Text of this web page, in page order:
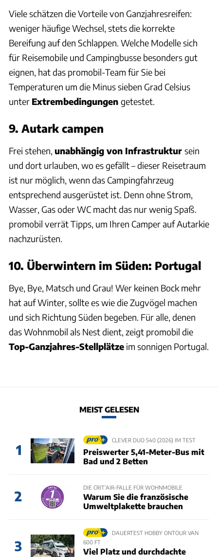
Viele schätzen die Vorteile von Ganzjahresreifen:
weniger häufige Wechsel, stets die korrekte
Bereifung auf den Schlappen. Welche Modelle sich
für Reisemobile und Campingbusse besonders gut
eignen, hat das promobil-Team für Sie bei
Temperaturen um die Minus sieben Grad Celsius
unter Extrembedingungen getestet.
9. Autark campen
Frei stehen, unabhängig von Infrastruktur sein
und dort urlauben, wo es gefällt – dieser Reisetraum
ist nur möglich, wenn das Campingfahrzeug
entsprechend ausgerüstet ist. Denn ohne Strom,
Wasser, Gas oder WC macht das nur wenig Spaß.
promobil verrät Tipps, um Ihren Camper auf Autarkie
nachzurüsten.
10. Überwintern im Süden: Portugal
Bye, Bye, Matsch und Grau! Wer keinen Bock mehr
hat auf Winter, sollte es wie die Zugvögel machen
und sich Richtung Süden begeben. Für alle, denen
das Wohnmobil als Nest dient, zeigt promobil die
Top-Ganzjahres-Stellplätze im sonnigen Portugal.
MEIST GELESEN
1
CLEVER DUO 540 (2026) IM TEST
Preiswerter 5,41-Meter-Bus mit
Bad und 2 Betten
2
DIE CRIT’AIR-FALLE FÜR WOHNMOBILE
Warum Sie die französische
Umweltplakette brauchen
3
DAUERTEST HOBBY ONTOUR VAN
600 FT
Viel Platz und durchdachte